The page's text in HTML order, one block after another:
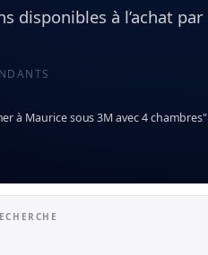
disponibles à l’achat
à Maurice sous 3M avec 4 chambres"